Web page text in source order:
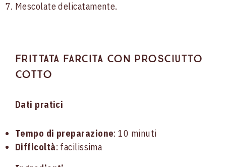
Mescolate delicatamente.
Frittata farcita con prosciutto
cotto
Dati pratici
Tempo di preparazione: 10 minuti
Difficoltà: facilissima